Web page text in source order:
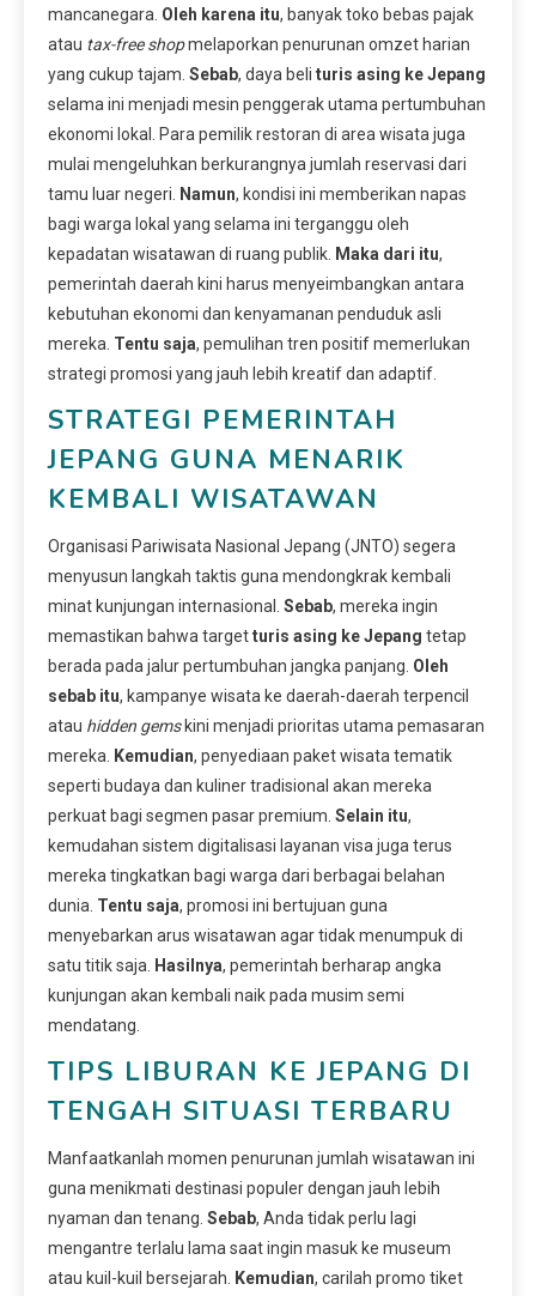
mancanegara. Oleh karena itu, banyak toko bebas pajak
atau tax-free shopmelaporkan penurunan omzet harian
yang cukup tajam. Sebab, daya beli turis asing ke Jepang
selama ini menjadi mesin penggerak utama pertumbuhan
ekonomi lokal. Para pemilik restoran di area wisata juga
mulai mengeluhkan berkurangnya jumlah reservasi dari
tamu luar negeri.
Namun, kondisi ini memberikan napas
bagi warga lokal yang selama ini terganggu oleh
kepadatan wisatawan di ruang publik. Maka dari itu,
pemerintah daerah kini harus menyeimbangkan antara
kebutuhan ekonomi dan kenyamanan penduduk asli
mereka. Tentu saja, pemulihan tren positif memerlukan
strategi promosi yang jauh lebih kreatif dan adaptif.
STRATEGI PEMERINTAH
JEPANG GUNA MENARIK
KEMBALI WISATAWAN
Organisasi Pariwisata Nasional Jepang (JNTO) segera
menyusun langkah taktis guna mendongkrak kembali
minat kunjungan internasional. Sebab, mereka ingin
memastikan bahwa targetturis asing ke Jepang tetap
berada pada jalur pertumbuhan jangka panjang. Oleh
sebab itu, kampanye wisata ke daerah-daerah terpencil
atau hidden gemskini menjadi prioritas utama pemasaran
mereka.
Kemudian, penyediaan paket wisata tematik
seperti budaya dan kuliner tradisional akan mereka
perkuat bagi segmen pasar premium. Selain itu,
kemudahan sistem digitalisasi layanan visa juga terus
mereka tingkatkan bagi warga dari berbagai belahan
dunia. Tentu saja, promosi ini bertujuan guna
menyebarkan arus wisatawan agar tidak menumpuk di
satu titik saja.
Hasilnya, pemerintah berharap angka
kunjungan akan kembali naik pada musim semi
mendatang.
TIPS LIBURAN KE JEPANG DI
TENGAH SITUASI TERBARU
Manfaatkanlah momen penurunan jumlah wisatawan ini
guna menikmati destinasi populer dengan jauh lebih
nyaman dan tenang. Sebab, Anda tidak perlu lagi
mengantre terlalu lama saat ingin masuk ke museum
atau kuil-kuil bersejarah.
Kemudian, carilah promo tiket